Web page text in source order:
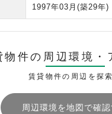
1997年03月 (築29年)
物件の周辺環境・
賃貸物件の周辺を探索
周辺環境を地図で確認